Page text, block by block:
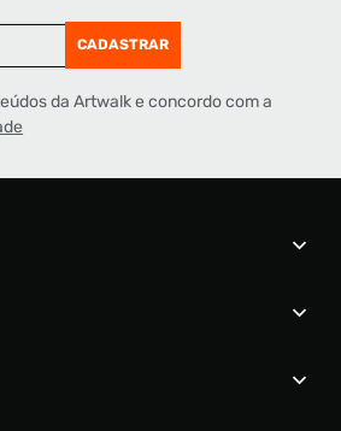
CADASTRAR
da Artwalk e concordo com a